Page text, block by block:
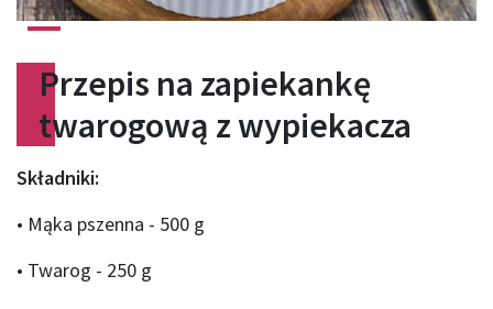
Przepis na zapiekankę
twarogową z wypiekacza
Składniki:
• Mąka pszenna - 500 g
• Twarog - 250 g